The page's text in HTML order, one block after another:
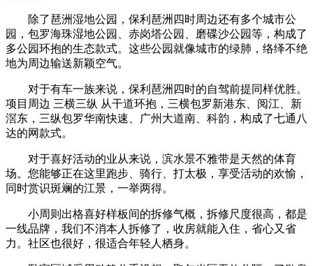
除了琶洲湿地公园，保利琶洲四时周边还有多个城市公
园，包罗海珠湿地公园、赤岗塔公园、磨碟沙公园等，构成了
多公园环抱的生态款式。这些公园就像城市的绿肺，络绎不绝
地为周边输送新颖空气。
对于有车一族来说，保利琶洲四时的自驾前提同样优胜。
项目周边 三横三纵 从干道环抱，三横包罗新港东、阅江、新
滘东，三纵包罗华南快速、广州大道南、科韵，构成了七通八
达的网款式。
对于喜好活动的业从来说，滨水景不雅带是天然的体育
场。您能够正在这里跑步、骑行、打太极，享受活动的欢愉，
同时赏识斑斓的江景，一举两得。
小周则出格喜好样板间的拆修气概，拆修尺度很高，都是
一线品牌，我们不消本人拆修了，收房就能入住，省心又省
力。社区也很好，很适合年轻人栖身。